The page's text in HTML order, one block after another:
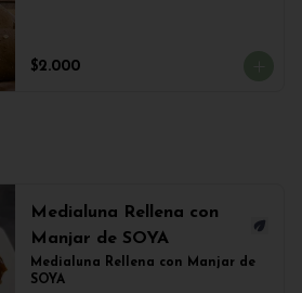
$2.000
Medialuna Rellena con
Manjar de SOYA
Medialuna Rellena con Manjar de
SOYA